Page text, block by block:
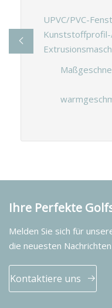
UPVC/PVC-
Ihre Perfekte
Melden Sie sich für
die neuesten
Kontaktiere uns